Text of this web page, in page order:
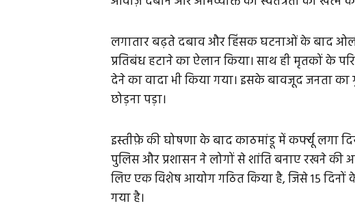
लगातार बढ़ते दबाव और हिंसक घटनाओं के बाद
प्रतिबंध हटाने का ऐलान किया। साथ ही मृतकों के
देने का वादा भी किया गया। इसके बावजूद जनता
छोड़ना पड़ा।
इस्तीफ़े की घोषणा के बाद काठमांडू में कर्फ्यू लगा
पुलिस और प्रशासन ने लोगों से शांति बनाए रखने की
लिए एक विशेष आयोग गठित किया है, जिसे 15 दिनों
गया है।